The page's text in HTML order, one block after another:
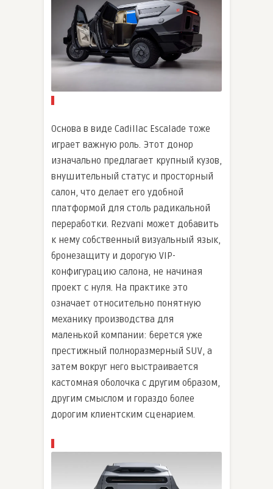
Основа в виде Cadillac Escalade тоже
играет важную роль. Этот донор
изначально предлагает крупный кузов,
внушительный статус и просторный
салон, что делает его удобной
платформой для столь радикальной
переработки. Rezvani может добавить
к нему собственный визуальный язык,
бронезащиту и дорогую VIP-
конфигурацию салона, не начиная
проект с нуля. На практике это
означает относительно понятную
механику производства для
маленькой компании: берется уже
престижный полноразмерный SUV, а
затем вокруг него выстраивается
кастомная оболочка с другим образом,
другим смыслом и гораздо более
дорогим клиентским сценарием.